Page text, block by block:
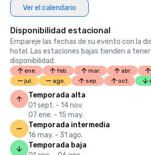
Ver el calendario
Disponibilidad estacional
Empareje las fechas de su evento con la
hotel. Las estaciones bajas tienden a
disponibilidad.
ene. feb. mar. abr.
jul.
ago. sep. oct.
Temporada alta
01 sept. - 14 nov.
07 ene. - 15 may.
Temporada intermedia
16 may. - 31 ago.
Temporada baja